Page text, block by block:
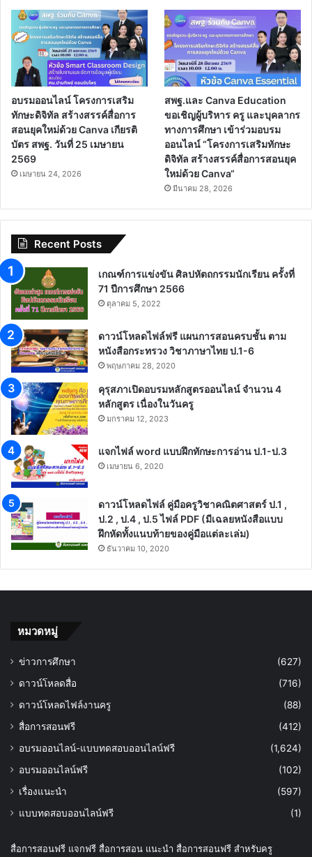
อบรมออนไลน์ โครงการเสริม
ทักษะดิจิทัล สร้างสรรค์สื่อการ
สอนยุคใหม่ด้วย Canva เกียรติ
บัตร สพฐ. วันที่ 25 เมษายน
2569
เมษายน 24, 2026
สพฐ.และ Canva Education
ขอเชิญผู้บริหาร ครู และบุคลากร
ทางการศึกษา เข้าร่วมอบรม
ออนไลน์ “โครงการเสริมทักษะ
ดิจิทัล สร้างสรรค์สื่อการสอนยุค
ใหม่ด้วย Canva“
มีนาคม 28, 2026
Recent Posts
เกณฑ์การแข่งขัน ศิลปหัตถกรรมนักเรียน ครั้งที่
71 ปีการศึกษา 2566
ตุลาคม 5, 2022
ดาวน์โหลดไฟล์ฟรี แผนการสอนครบชั้น ตาม
หนังสือกระทรวง วิชาภาษาไทย ป.1-6
พฤษภาคม 28, 2020
คุรุสภาเปิดอบรมหลักสูตรออนไลน์ จำนวน 4
หลักสูตร เนื่องในวันครู
มกราคม 12, 2023
แจกไฟล์ word แบบฝึกทักษะการอ่าน ป.1-ป.3
เมษายน 6, 2020
ดาวน์โหลดไฟล์ คู่มือครูวิชาคณิตศาสตร์ ป.1 ,
ป.2 , ป.4 , ป.5 ไฟล์ PDF (มีเฉลยหนังสือแบบ
ฝึกหัดทั้งแนบท้ายของคู่มือแต่ละเล่ม)
ธันวาคม 10, 2020
หมวดหมู่
ข่าวการศึกษา
(627)
ดาวน์โหลดสื่อ
(716)
ดาวน์โหลดไฟล์งานครู
(88)
สื่อการสอนฟรี
(412)
อบรมออนไลน์-แบบทดสอบออนไลน์ฟรี
(1,624)
อบรมออนไลน์ฟรี
(102)
เรื่องแนะนำ
(597)
แบบทดสอบออนไลน์ฟรี
(1)
สื่อการสอนฟรี แจกฟรี สื่อการสอน แนะนำ สื่อการสอนฟรี สำหรับครู